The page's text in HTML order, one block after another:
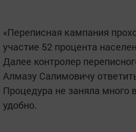
«Переписная кампания
участие 52 процента
Далее контролер
Алмазу Салимовичу
Процедура не заняла много
удобно.